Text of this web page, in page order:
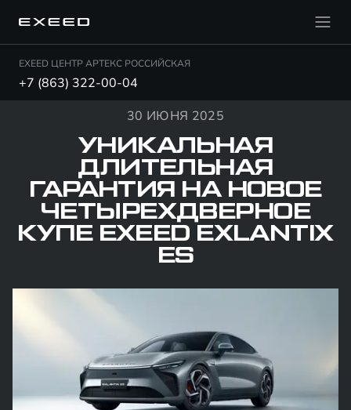
EXEED ЦЕНТР АРТЕКС РОССИЙСКАЯ
+7 (863) 322-00-04
30 ИЮНЯ 2025
УНИКАЛЬНАЯ
ДЛИТЕЛЬНАЯ
ГАРАНТИЯ НА НОВОЕ
ЧЕТЫРЕХДВЕРНОЕ
КУПЕ EXEED EXLANTIX
ES